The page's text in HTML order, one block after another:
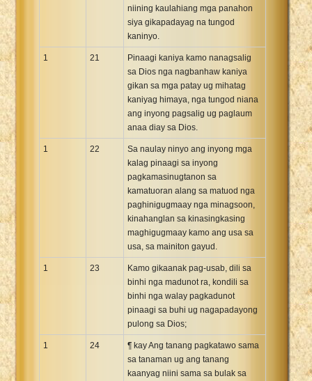
niining kaulahiang mga panahon
siya gikapadayag na tungod
kaninyo.
1 21
Pinaagi kaniya kamo nanagsalig
sa Dios nga nagbanhaw kaniya
gikan sa mga patay ug mihatag
kaniyag himaya, nga tungod niana
ang inyong pagsalig ug paglaum
anaa diay sa Dios.
1 22
Sa naulay ninyo ang inyong mga
kalag pinaagi sa inyong
pagkamasinugtanon sa
kamatuoran alang sa matuod nga
paghinigugmaay nga minagsoon,
kinahanglan sa kinasingkasing
maghigugmaay kamo ang usa sa
usa, sa mainiton gayud.
1 23
Kamo gikaanak pag-usab, dili sa
binhi nga madunot ra, kondili sa
binhi nga walay pagkadunot
pinaagi sa buhi ug nagapadayong
pulong sa Dios;
1 24
¶ kay Ang tanang pagkatawo sama
sa tanaman ug ang tanang
kaanyag niini sama sa bulak sa